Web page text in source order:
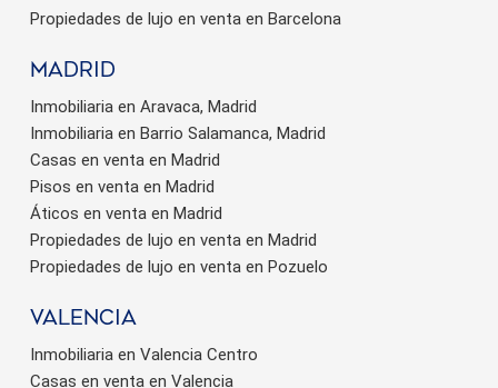
Propiedades de lujo en venta en Barcelona
Madrid
Inmobiliaria en Aravaca, Madrid
Inmobiliaria en Barrio Salamanca, Madrid
Casas en venta en Madrid
Pisos en venta en Madrid
Áticos en venta en Madrid
Propiedades de lujo en venta en Madrid
Propiedades de lujo en venta en Pozuelo
valencia
Inmobiliaria en Valencia Centro
Casas en venta en Valencia